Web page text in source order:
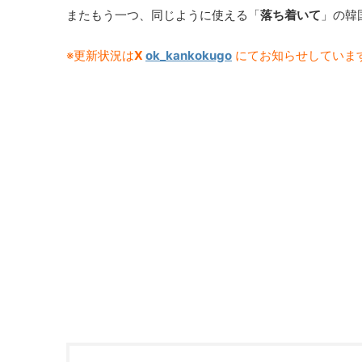
またもう一つ、同じように使える「落ち着いて 」の韓
※更新状況はX ok_kankokugo にてお知らせしていま